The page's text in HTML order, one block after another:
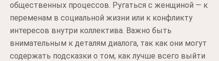
общественных процессов. Ругаться с женщиной — к
переменам в социальной жизни или к конфликту
интересов внутри коллектива. Важно быть
внимательным к деталям диалога, так как они могут
содержать подсказки о том, как лучше всего выйти